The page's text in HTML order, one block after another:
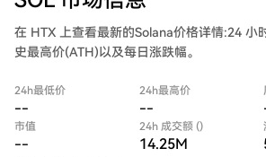
在 HTX 上查看最新的Solana价格详情:24 小
史最高价(ATH)以及每日涨跌幅。
24h最低价
--
24h最高价
--
市值
--
24h 成交额 ()
14.25M